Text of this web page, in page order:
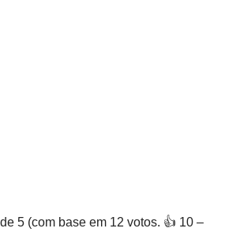
5 (com base em 12 votos. 👍 10 –